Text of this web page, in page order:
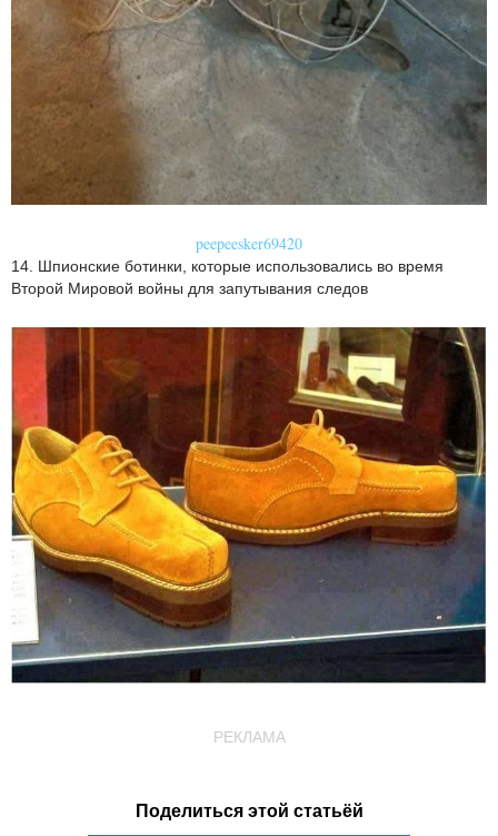
peepeesker69420
14. Шпионские ботинки, которые использовались во время
Второй Мировой войны для запутывания следов
РЕКЛАМА
Поделиться этой статьёй